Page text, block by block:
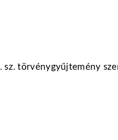
sz. törvénygyűjtemény